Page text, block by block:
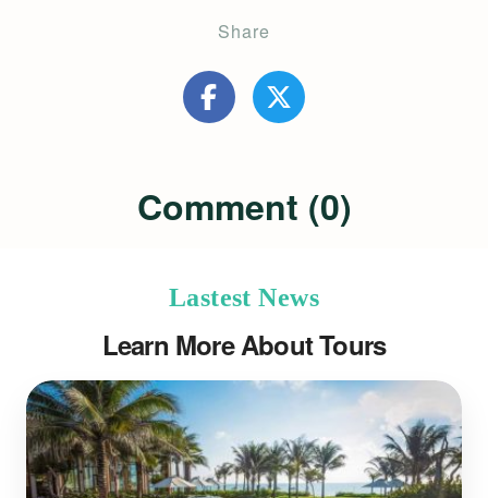
Share
Comment (0)
Lastest News
Learn More About Tours